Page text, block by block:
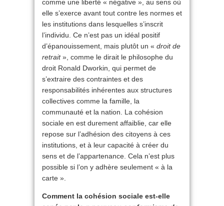
comme une liberté « négative », au sens où
elle s’exerce avant tout contre les normes et
les institutions dans lesquelles s’inscrit
l’individu. Ce n’est pas un idéal positif
d’épanouissement, mais plutôt un « droit de
retrait», comme le dirait le philosophe du
droit Ronald Dworkin, qui permet de
s’extraire des contraintes et des
responsabilités inhérentes aux structures
collectives comme la famille, la
communauté et la nation. La cohésion
sociale en est durement affaiblie, car elle
repose sur l’adhésion des citoyens à ces
institutions, et à leur capacité à créer du
sens et de l’appartenance. Cela n’est plus
possible si l’on y adhère seulement « à la
carte ».
Comment la cohésion sociale est-elle